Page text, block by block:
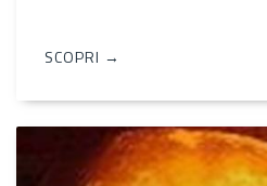
SCOPRI →